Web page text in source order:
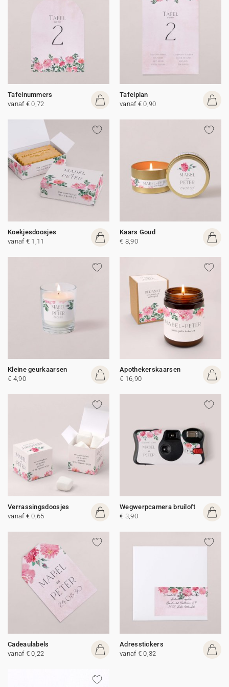
Tafelnummers
vanaf € 0,72
Tafelplan
vanaf € 0,90
Koekjesdoosjes
vanaf € 1,11
Kaars Goud
€ 8,90
Kleine geurkaarsen
€ 4,90
Apothekerskaarsen
€ 16,90
Verrassingsdoosjes
vanaf € 0,65
Wegwerpcamera bruiloft
€ 3,90
Cadeaulabels
vanaf € 0,22
Adresstickers
vanaf € 0,32